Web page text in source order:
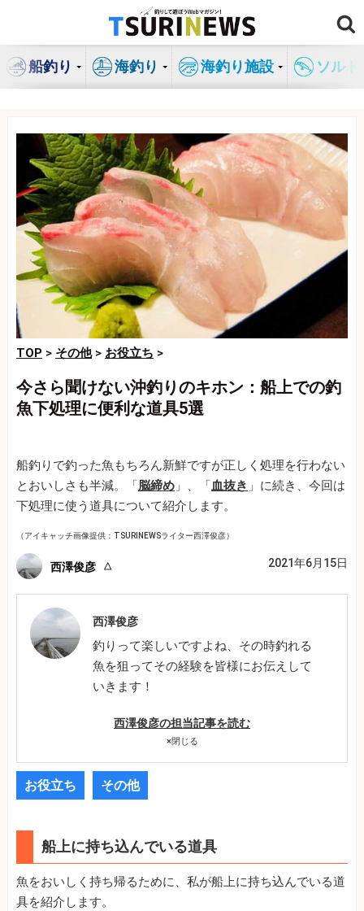
ン
船釣り 海釣り 海釣り施設 ソル
TOP > その他> お役立ち >
今さら聞けない沖釣りのキホン：船上での釣
魚下処理に便利な道具5選
船釣りで釣った魚もちろん新鮮ですが正しく処理を行わない
とおいしさも半減。「脳締め 」、「血抜き 」に続き、今回は
下処理に使う道具について紹介します。
（アイキャッチ画像提供：TSURINEWSライター西澤俊彦）
西澤俊彦 2021年6月15日
西澤俊彦
釣りって楽しいですよね、その時釣れる
魚を狙ってその経験を皆様にお伝えして
いきます！
西澤俊彦の担当記事を読む
×閉じる
お役立ち その他
船上に持ち込んでいる道具
魚をおいしく持ち帰るために、私が船上に持ち込んでいる道
具を紹介します。